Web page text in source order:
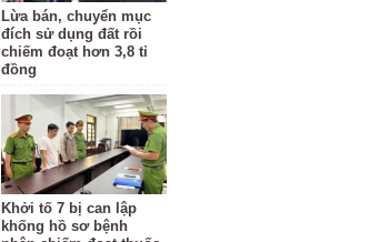
Lừa bán, chuyển mục
đích sử dụng đất rồi
chiếm đoạt hơn 3,8 tỉ
đồng
Khởi tố 7 bị can lập
khống hồ sơ bệnh